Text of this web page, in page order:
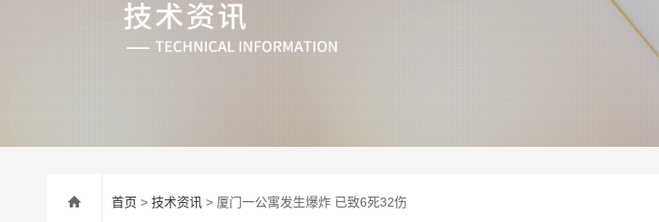
首页 > 技术资讯 > 厦门一公寓发生爆炸 已致6死32伤